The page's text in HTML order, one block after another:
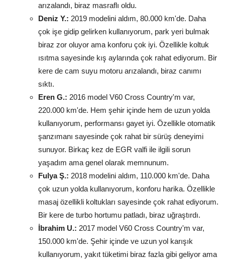
arızalandı, biraz masraflı oldu.
Deniz Y.: 2019 modelini aldım, 80.000 km'de. Daha
çok işe gidip gelirken kullanıyorum, park yeri bulmak
biraz zor oluyor ama konforu çok iyi. Özellikle koltuk
ısıtma sayesinde kış aylarında çok rahat ediyorum. Bir
kere de cam suyu motoru arızalandı, biraz canımı
sıktı.
Eren G.: 2016 model V60 Cross Country'm var,
220.000 km'de. Hem şehir içinde hem de uzun yolda
kullanıyorum, performansı gayet iyi. Özellikle otomatik
şanzımanı sayesinde çok rahat bir sürüş deneyimi
sunuyor. Birkaç kez de EGR valfi ile ilgili sorun
yaşadım ama genel olarak memnunum.
Fulya Ş.: 2018 modelini aldım, 110.000 km'de. Daha
çok uzun yolda kullanıyorum, konforu harika. Özellikle
masaj özellikli koltukları sayesinde çok rahat ediyorum.
Bir kere de turbo hortumu patladı, biraz uğraştırdı.
İbrahim U.: 2017 model V60 Cross Country'm var,
150.000 km'de. Şehir içinde ve uzun yol karışık
kullanıyorum, yakıt tüketimi biraz fazla gibi geliyor ama